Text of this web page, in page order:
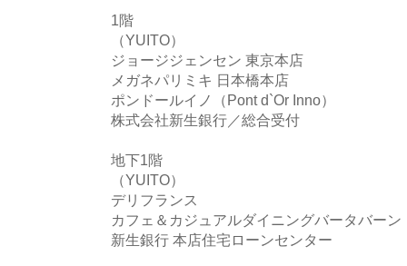
1階
（YUITO）
ジョージジェンセン 東京本店
メガネパリミキ 日本橋本店
ポンドールイノ（Pont d`Or Inno）
株式会社新生銀行／総合受付
地下1階
（YUITO）
デリフランス
カフェ＆カジュアルダイニングバータバーン
新生銀行 本店住宅ローンセンター